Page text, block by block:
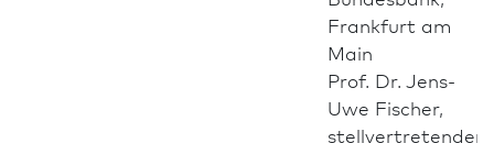
Frank­furt am
Main
Prof. Dr. Jens-
Uwe Fischer,
stellvertretender